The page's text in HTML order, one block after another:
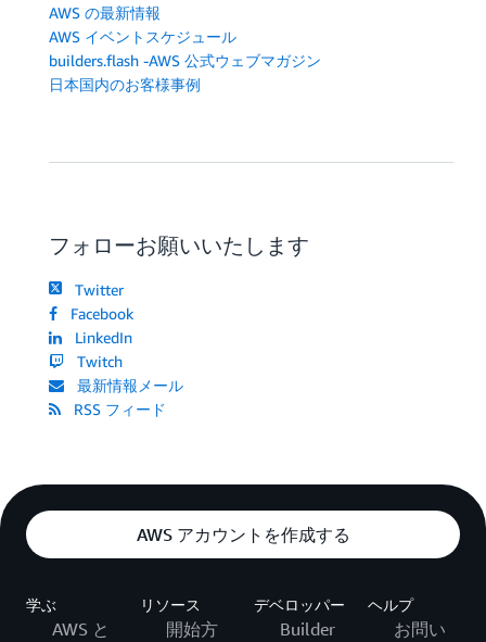
AWS の最新情報
AWS イベントスケジュール
builders.flash -AWS 公式ウェブマガジン
日本国内のお客様事例
フォローお願いいたします
Twitter
Facebook
LinkedIn
Twitch
最新情報メール
RSS フィード
AWS アカウントを作成する
学ぶ
AWS と
リソース
開始方
デベロッパー
Builder
ヘルプ
お問い